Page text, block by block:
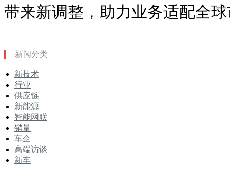
带来新调整，助力业务适配全
新闻分类
新技术
行业
供应链
新能源
智能网联
销量
车企
高端访谈
新车